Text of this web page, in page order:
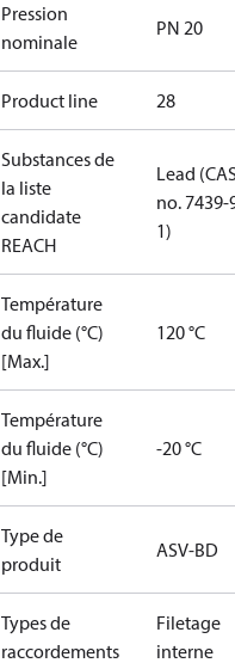
Pression
nominale
PN 20
Product line 28
Substances de
la liste
candidate
REACH
Lead
no. 7439-
1)
Température
du fluide (°C)
[Max.]
120 °C
Température
du fluide (°C)
[Min.]
-20 °C
Type de
produit
ASV-BD
Types de
raccordements
Filetage
interne